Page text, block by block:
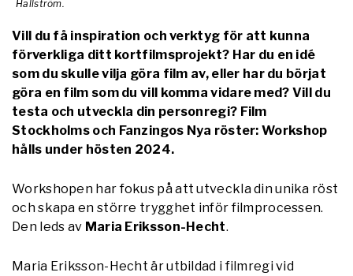
Hallström.
Vill du få inspiration och verktyg för att kunna
förverkliga ditt kortfilmsprojekt? Har du en idé
som du skulle vilja göra film av, eller har du börjat
göra en film som du vill komma vidare med? Vill du
testa och utveckla din personregi? Film
Stockholms och Fanzingos Nya röster: Workshop
hålls under hösten 2024.
Workshopen har fokus på att utveckla din unika röst
och skapa en större trygghet inför filmprocessen.
Den leds av Maria Eriksson-Hecht.
Maria Eriksson-Hecht är utbildad i filmregi vid